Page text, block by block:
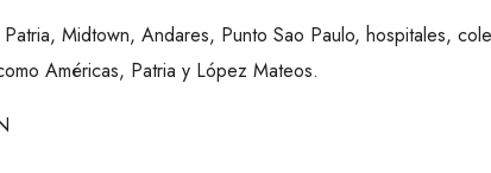
Midtown, Andares, Punto Sao Paulo, hospitales,
Américas, Patria y López Mateos.